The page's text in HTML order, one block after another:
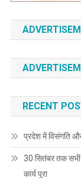
RECENT
प्रदेश में विसंगति
30 सितंबर तक सभी
कार्य पूरा